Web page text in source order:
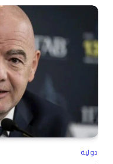
دولية